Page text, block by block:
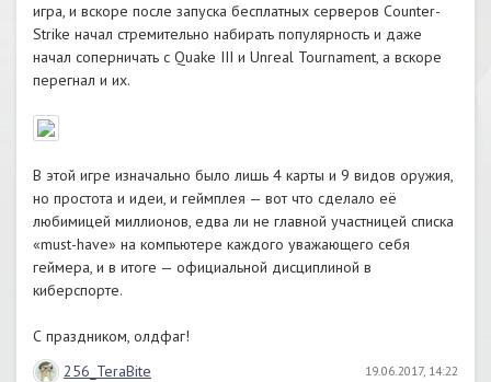
игра, и вскоре после запуска бесплатных серверов Counter-
Strike начал стремительно набирать популярность и даже
начал соперничать с Quake III и Unreal Tournament, а вскоре
перегнал и их.
В этой игре изначально было лишь 4 карты и 9 видов оружия,
но простота и идеи, и геймплея — вот что сделало её
любимицей миллионов, едва ли не главной участницей списка
«must-have» на компьютере каждого уважающего себя
геймера, и в итоге — официальной дисциплиной в
киберспорте.
С праздником, олдфаг!
256_TeraBite
19.06.2017, 14:22